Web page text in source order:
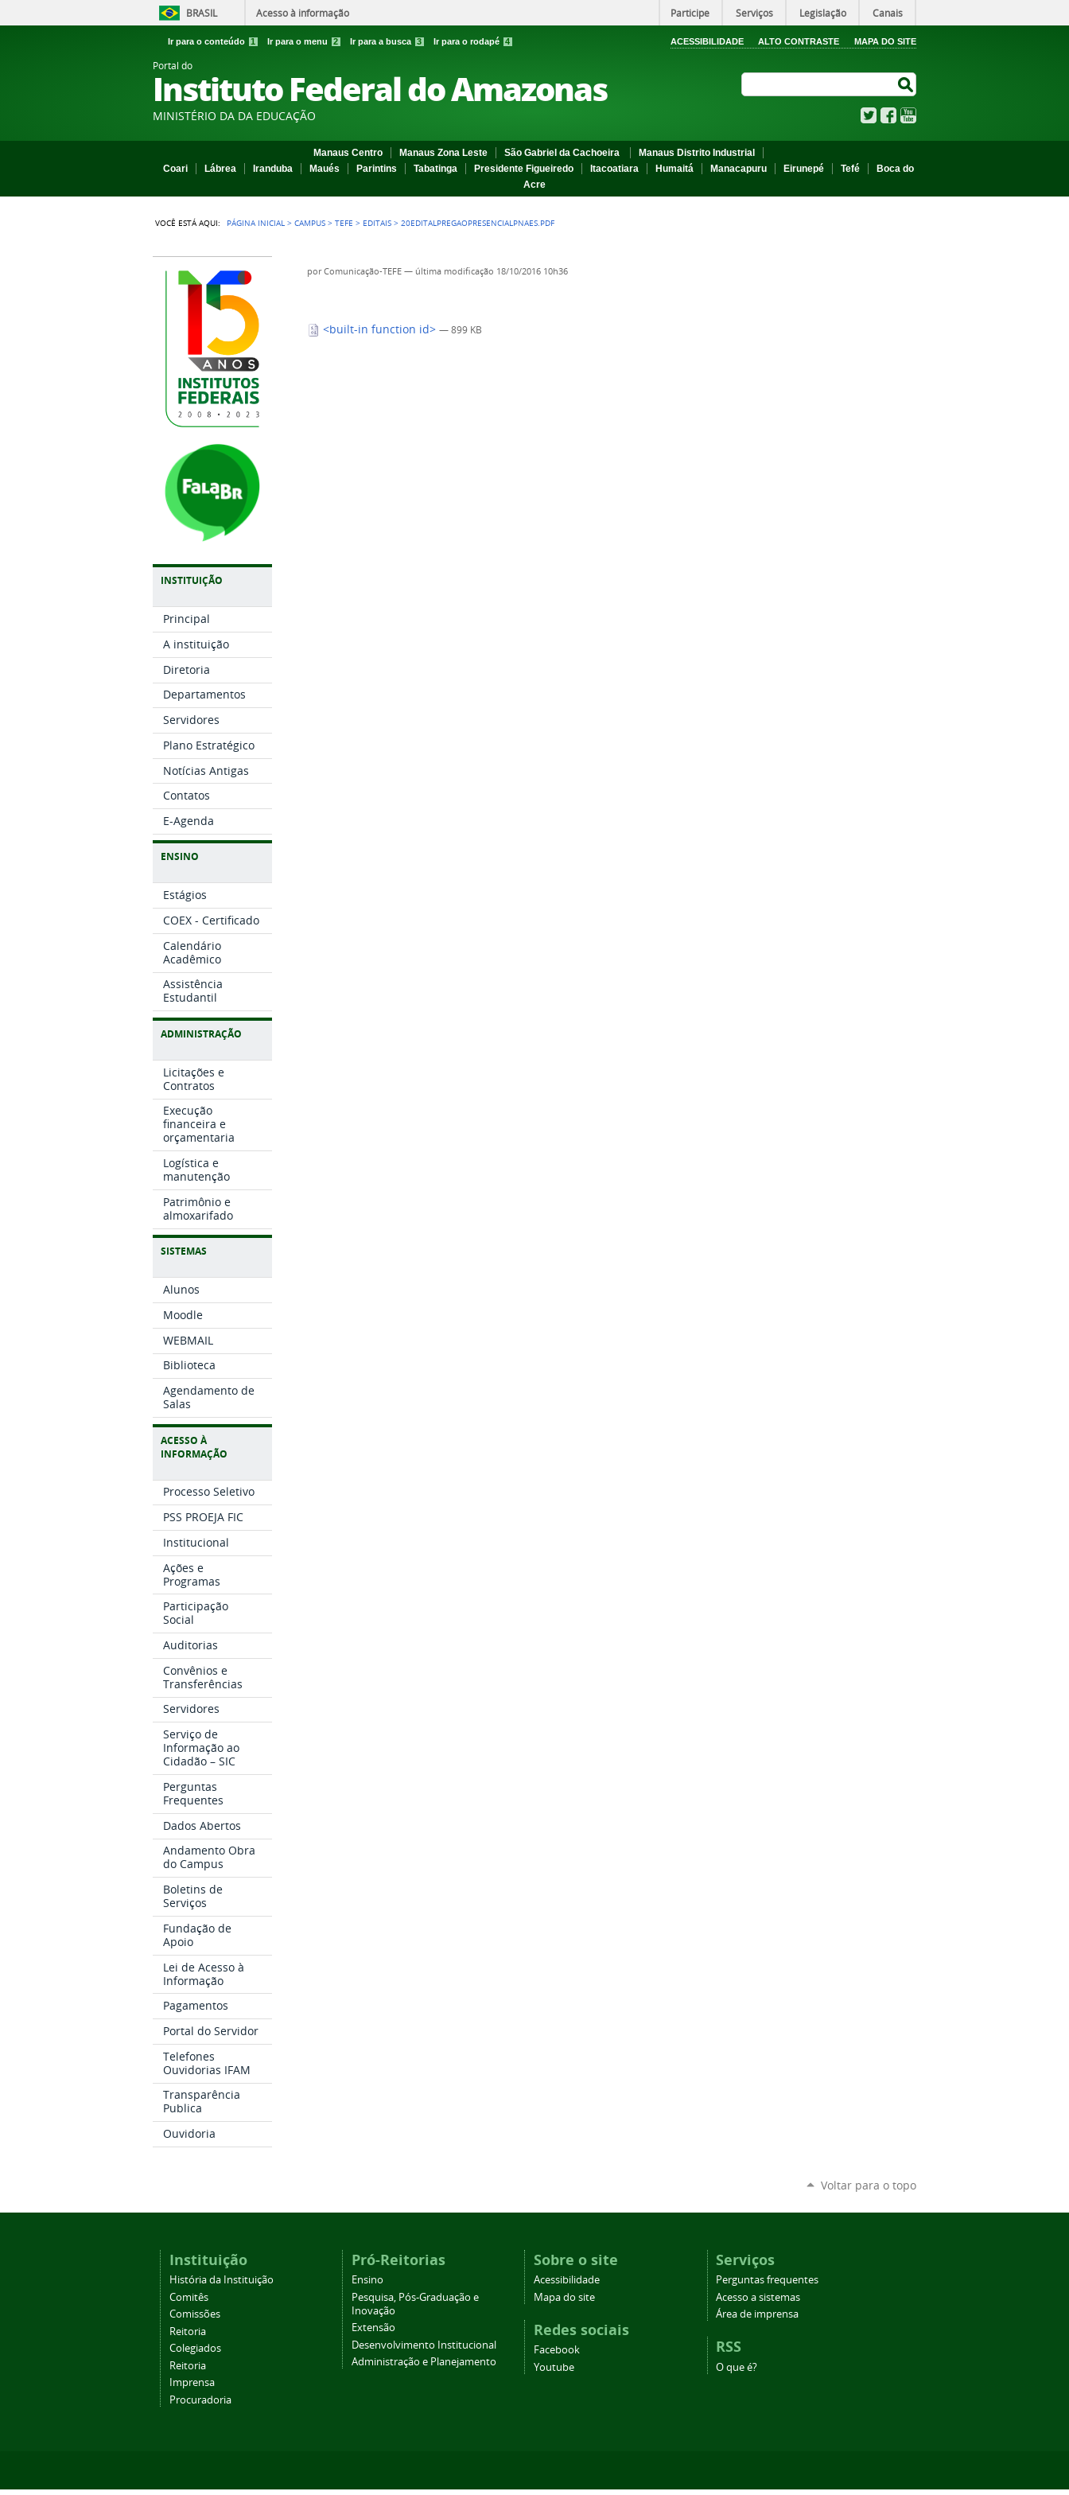
BRASIL Acesso à informação Participe Serviços Legislação Canais
Ir para o conteúdo 1 Ir para o menu 2 Ir para a busca 3 Ir para o rodapé 4 ACESSIBILIDADE ALTO CONTRASTE MAPA DO SITE
Portal do
Instituto Federal do Amazonas
MINISTÉRIO DA DA EDUCAÇÃO TwitterFacebook
Manaus Centro Manaus Zona Leste São Gabriel da Cachoeira
Manaus Distrito Industrial
Coari
Lábrea Iranduba Maués Parintins Tabatinga Presidente Figueiredo Itacoatiara Humaitá Manacapuru Eirunepé Tefé
Boca do
Acre
VOCÊ ESTÁ AQUI: PÁGINA INICIAL >CAMPUS >TEFE > EDITAIS >20EDITALPREGAOPRESENCIALPNAES.PDF
INSTITUIÇÃO
Principal
A instituição
Diretoria
Departamentos
Servidores
Plano Estratégico
Notícias Antigas
Contatos
E-Agenda
ENSINO
Estágios
COEX - Certificado
Calendário
Acadêmico
Assistência
Estudantil
ADMINISTRAÇÃO
Licitações e
Contratos
Execução
financeira e
orçamentaria
Logística e
manutenção
Patrimônio e
almoxarifado
SISTEMAS
Alunos
Moodle
WEBMAIL
Biblioteca
Agendamento de
Salas
ACESSO À
INFORMAÇÃO
Processo Seletivo
PSS PROEJA FIC
Institucional
Ações e
Programas
Participação
Social
Auditorias
Convênios e
Transferências
Servidores
Serviço de
Informação ao
Cidadão – SIC
Perguntas
Frequentes
Dados Abertos
Andamento Obra
do Campus
Boletins de
Serviços
Fundação de
Apoio
Lei de Acesso à
Informação
Pagamentos
Portal do Servidor
Telefones
Ouvidorias IFAM
Transparência
Publica
Ouvidoria
porComunicação-TEFE — última modificação 18/10/2016 10h36
<built-in function id>— 899 KB
Voltar para o topo
Instituição
História da Instituição
Comitês
Comissões
Reitoria
Colegiados
Reitoria
Imprensa
Procuradoria
Pró-Reitorias
Ensino
Pesquisa, Pós-Graduação e
Inovação
Extensão
Desenvolvimento Institucional
Administração e Planejamento
Sobre o site
Acessibilidade
Mapa do site
Redes sociais
Facebook
Youtube
Serviços
Perguntas frequentes
Acesso a sistemas
Área de imprensa
RSS
O que é?